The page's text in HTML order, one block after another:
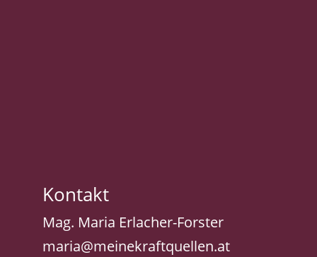
Kontakt
Mag. Maria Erlacher-Forster
maria@meinekraftquellen.at